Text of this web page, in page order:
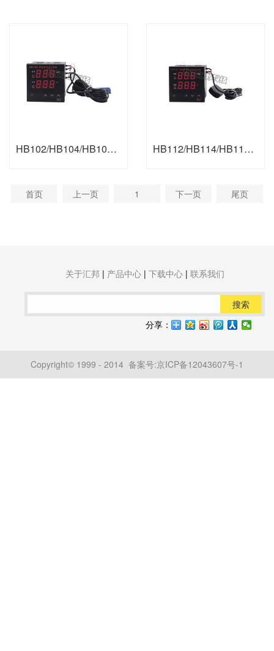
HB102/HB104/HB105智能温湿度控制器 HB112/HB114/HB115智能数字型温湿度控制器
首页 上一页 1 下一页 尾页
关于汇邦 | 产品中心| 下载中心| 联系我们
搜索
分享：
Copyright© 1999 - 2014 备案号:京ICP备12043607号-1